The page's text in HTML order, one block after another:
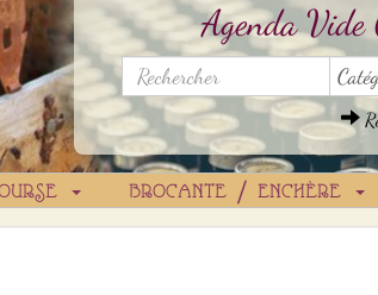
Agenda Vide
BROCANTE / ENCHÈRE